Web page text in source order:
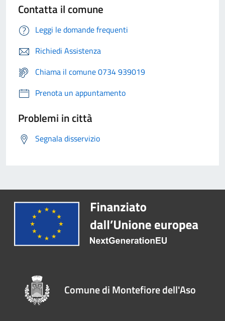
Contatta il comune
Leggi le domande frequenti
Richiedi Assistenza
Chiama il comune 0734 939019
Prenota un appuntamento
Problemi in città
Segnala disservizio
Comune di Montefiore dell'Aso